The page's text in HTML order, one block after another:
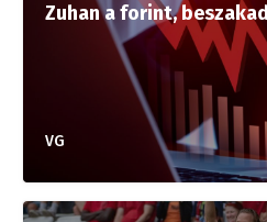
Zuhan a forint,
VG